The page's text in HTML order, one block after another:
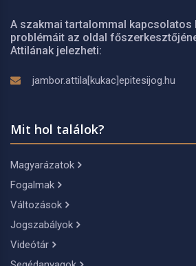
A szakmai tartalommal kapcsolatos
problémáit az oldal
Attilának jelezheti:
jambor.attila[kukac]epitesijog.hu
Mit hol találok?
Magyarázatok
Fogalmak
Változások
Jogszabályok
Videótár